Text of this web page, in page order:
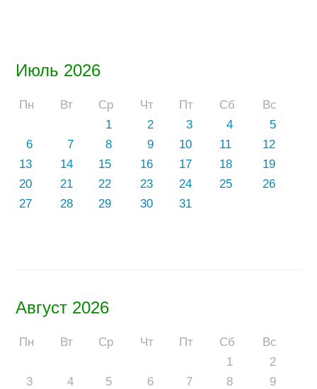
Июль 2026
Пн Вт Ср Чт Пт Сб
Вс
1
2 3 4
5
6
7 8 9 10 11
12
13
14 15 16 17 18
19
20
21 22 23 24 25
26
27
28 29 30 31
Август 2026
Пн Вт Ср Чт Пт Сб
Вс
1
2
3
4 5 6 7 8
9